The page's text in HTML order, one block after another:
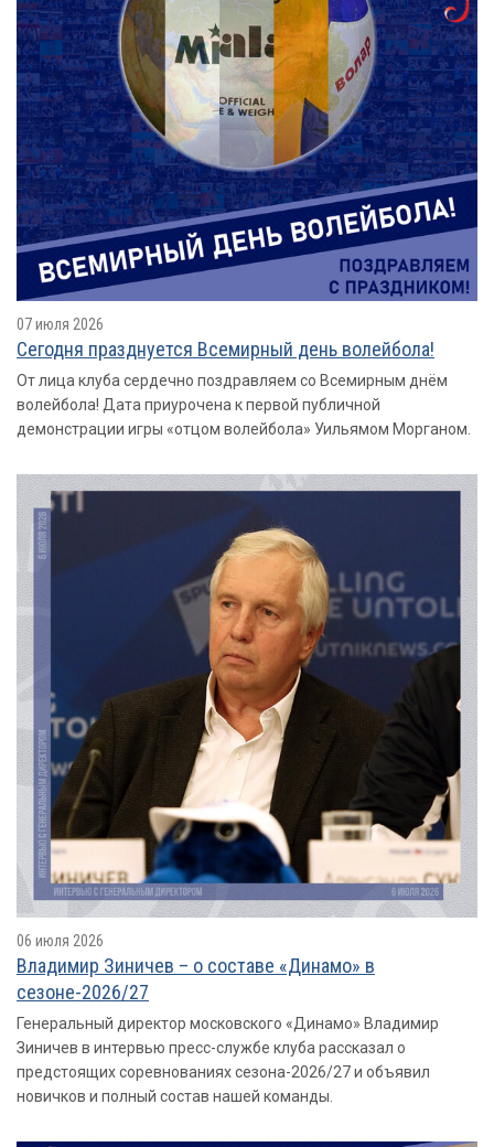
07 июля 2026
Сегодня празднуется Всемирный день волейбола!
От лица клуба сердечно поздравляем со Всемирным днём
волейбола! Дата приурочена к первой публичной
демонстрации игры «отцом волейбола» Уильямом Морганом.
06 июля 2026
Владимир Зиничев – о составе «Динамо» в
сезоне-2026/27
Генеральный директор московского «Динамо» Владимир
Зиничев в интервью пресс-службе клуба рассказал о
предстоящих соревнованиях сезона-2026/27 и объявил
новичков и полный состав нашей команды.